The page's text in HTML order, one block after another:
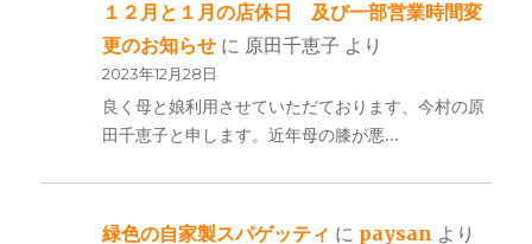
１２月と１月の店休日 及び一部営業時間変
更のお知らせ に 原田千恵子 より
2023年12月28日
良く母と娘利用させていただております、今村の原
田千恵子と申します。近年母の膝が悪…
緑色の自家製スパゲッティ に paysan より